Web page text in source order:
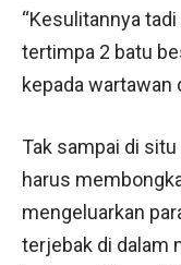
“Kesulitannya
tertimpa 2 batu
kepada wartawan
Tak sampai di situ
harus
mengeluarkan
terjebak di dalam